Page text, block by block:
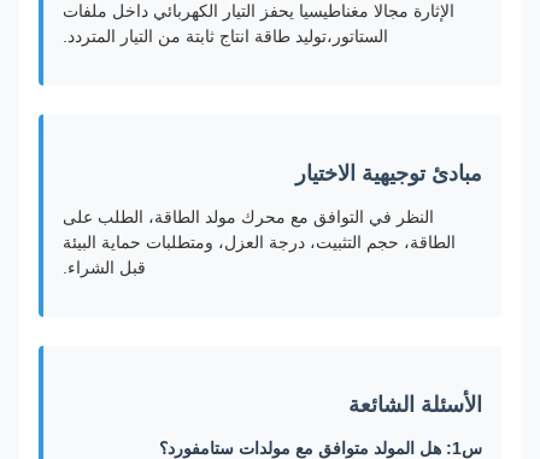
الإثارة مجالا مغناطيسيا يحفز التيار الكهربائي داخل ملفات
الستاتور،توليد طاقة انتاج ثابتة من التيار المتردد.
مبادئ توجيهية الاختيار
النظر في التوافق مع محرك مولد الطاقة، الطلب على
الطاقة، حجم التثبيت، درجة العزل، ومتطلبات حماية البيئة
قبل الشراء.
الأسئلة الشائعة
س1: هل المولد متوافق مع مولدات ستامفورد؟